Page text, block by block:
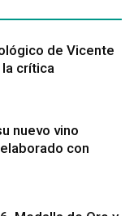
de Vicente
la crítica
nuevo vino
con